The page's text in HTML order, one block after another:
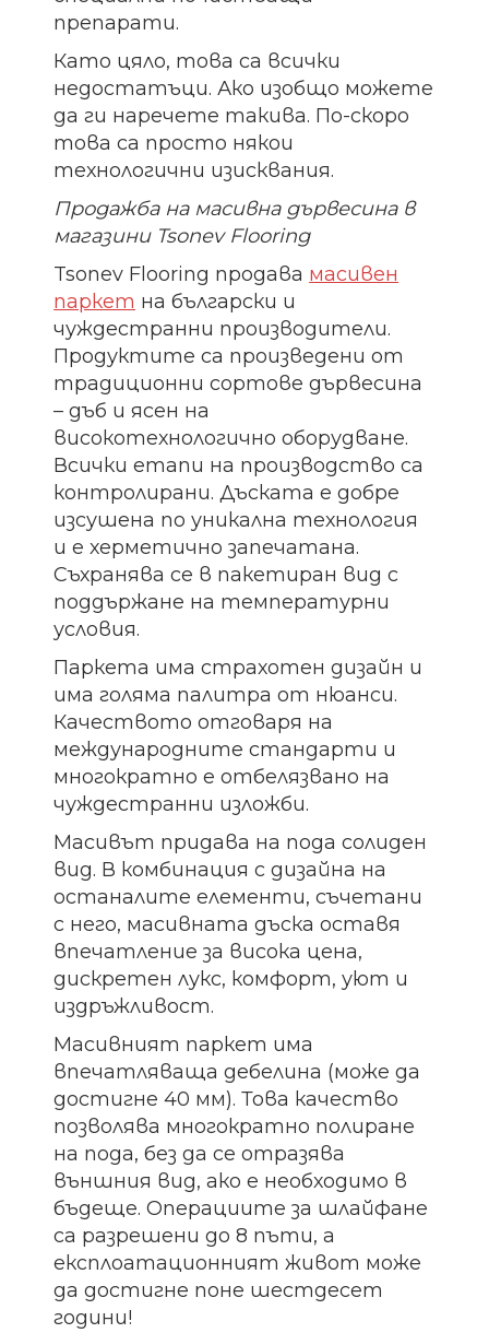
препарати.
Като цяло, това са всички
недостатъци. Ако изобщо можете
да ги наречете такива. По-скоро
това са просто някои
технологични изисквания.
Продажба на масивна дървесина в
магазини Tsonev Flooring
Tsonev Flooring продава масивен
паркет на български и
чуждестранни производители.
Продуктите са произведени от
традиционни сортове дървесина
– дъб и ясен на
високотехнологично оборудване.
Всички етапи на производство са
контролирани. Дъската е добре
изсушена по уникална технология
и е херметично запечатана.
Съхранява се в пакетиран вид с
поддържане на температурни
условия.
Паркета има страхотен дизайн и
има голяма палитра от нюанси.
Качеството отговаря на
международните стандарти и
многократно е отбелязвано на
чуждестранни изложби.
Масивът придава на пода солиден
вид. В комбинация с дизайна на
останалите елементи, съчетани
с него, масивната дъска оставя
впечатление за висока цена,
дискретен лукс, комфорт, уют и
издръжливост.
Масивният паркет има
впечатляваща дебелина (може да
достигне 40 мм). Това качество
позволява многократно полиране
на пода, без да се отразява
външния вид, ако е необходимо в
бъдеще. Операциите за шлайфане
са разрешени до 8 пъти, а
експлоатационният живот може
да достигне поне шестдесет
години!